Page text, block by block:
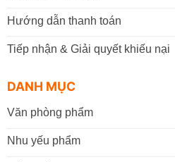
Hướng dẫn thanh toán
Tiếp nhận & Giải quyết khiếu nại
DANH MỤC
Văn phòng phẩm
Nhu yếu phẩm